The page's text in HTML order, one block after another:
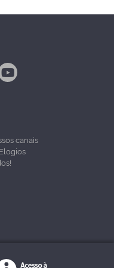
canais